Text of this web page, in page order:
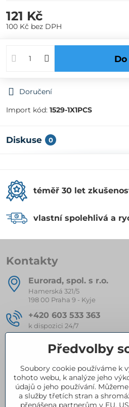
121 Kč
100 Kč bez DPH
Doručení
Import kód: 1529-1X1PCS
Diskuse 0
téměř 30 let
vlastní spolehlivá a
Kontakty
Eurorad, spol​. s r​.o​.
Hamerská 321/5
198 00 Praha 9 - Kyje
+420 603 533 363
k dispozici 24/7
eurorad​@seznam​.cz
Kompletní nabídka produktů
Předvolby
Soubory cookie používáme k
tohoto webu, k analýze jeho
údajů o jeho používání.
a služby třetích stran a
přenášena partnerům v EU,